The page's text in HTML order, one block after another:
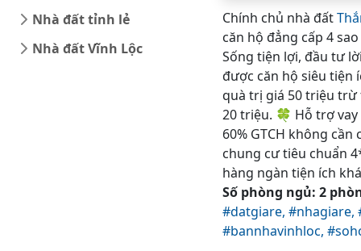
Nhà đất tỉnh lẻ
Nhà đất Vĩnh Lộc
Chính chủ nhà đất
căn hộ đẳng cấp 4
Sống tiện lợi, đầu tư
được căn hộ siêu tiện
quà trị giá 50 triệu trừ
20 triệu. 🍀 Hỗ trợ
60% GTCH không
chung cư tiêu chuẩn
hàng ngàn tiện ích
Số phòng ngủ: 2
#datgiare, #nhagiare,
#bannhavinhloc,